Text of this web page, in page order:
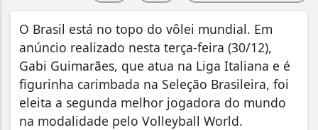
O Brasil está no topo do vôlei mundial. Em
anúncio realizado nesta terça-feira (30/12),
Gabi Guimarães, que atua na Liga Italiana e é
figurinha carimbada na Seleção Brasileira, foi
eleita a segunda melhor jogadora do mundo
na modalidade pelo Volleyball World.